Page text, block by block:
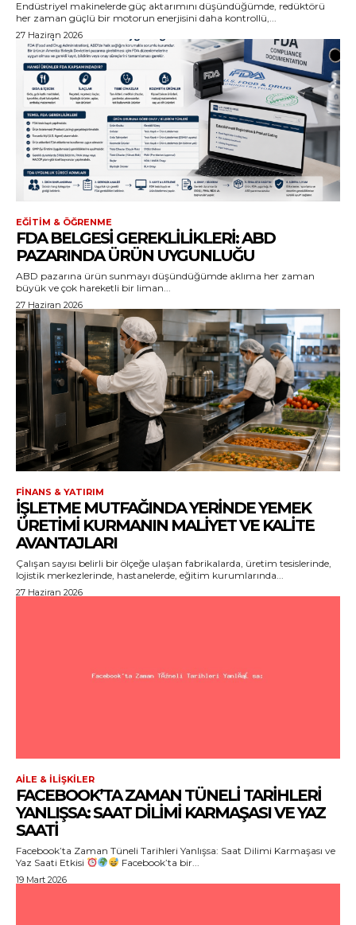
Endüstriyel makinelerde güç aktarımını düşündüğümde, redüktörü
her zaman güçlü bir motorun enerjisini daha kontrollü,...
27 Haziran 2026
EĞITIM & ÖĞRENME
FDA BELGESI GEREKLILIKLERI: ABD
PAZARINDA ÜRÜN UYGUNLUĞU
ABD pazarına ürün sunmayı düşündüğümde aklıma her zaman
büyük ve çok hareketli bir liman...
27 Haziran 2026
FINANS & YATIRIM
İŞLETME MUTFAĞINDA YERINDE YEMEK
ÜRETIMI KURMANIN MALIYET VE KALITE
AVANTAJLARI
Çalışan sayısı belirli bir ölçeğe ulaşan fabrikalarda, üretim tesislerinde,
lojistik merkezlerinde, hastanelerde, eğitim kurumlarında...
27 Haziran 2026
AILE & İLIŞKILER
FACEBOOK’TA ZAMAN TÜNELI TARIHLERI
YANLIŞSA: SAAT DILIMI KARMAŞASI VE YAZ
SAATI
Facebook’ta Zaman Tüneli Tarihleri Yanlışsa: Saat Dilimi Karmaşası ve
Yaz Saati Etkisi
Facebook’ta bir...
19 Mart 2026